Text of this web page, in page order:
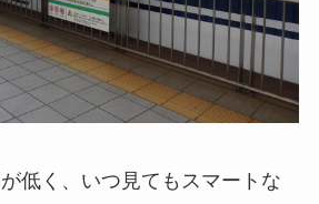
低く、いつ見てもスマートな